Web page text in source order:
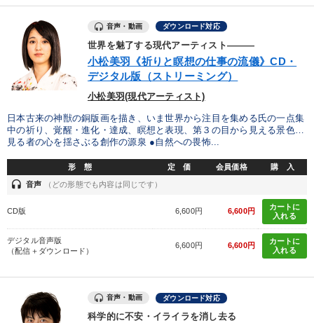
音声・動画 ダウンロード対応
世界を魅了する現代アーティスト―――
小松美羽《祈りと瞑想の仕事の流儀》CD・
デジタル版（ストリーミング）
小松美羽(現代アーティスト)
日本古来の神獣の銅版画を描き、いま世界から注目を集める氏の一点集
中の祈り、覚醒・進化・達成、瞑想と表現、第３の目から見える景色…
見る者の心を揺さぶる創作の源泉 ●自然への畏怖...
形 態 定 価 会員価格 購 入
headset 音声 （どの形態でも内容は同じです）
CD版 6,600円 6,600円
カートに
入れる
デジタル音声版
（配信＋ダウンロード）
6,600円 6,600円
カートに
入れる
音声・動画 ダウンロード対応
科学的に不安・イライラを消し去る